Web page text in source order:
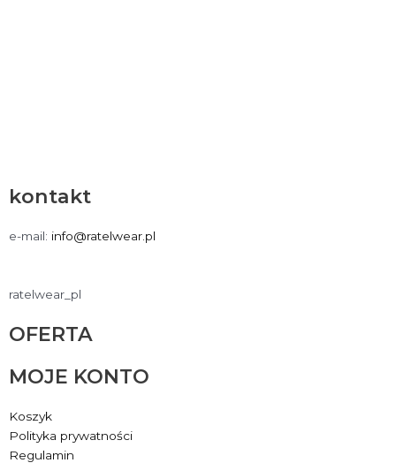
kontakt
e-mail: info@ratelwear.pl
ratelwear_pl
OFERTA
MOJE KONTO
Koszyk
Polityka prywatności
Regulamin